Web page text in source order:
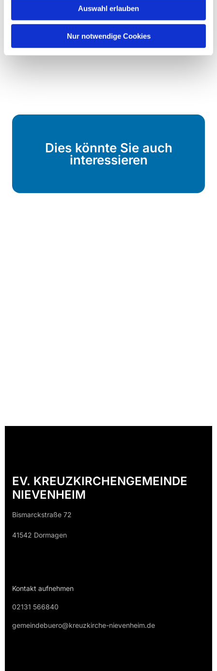
Auswahl erlauben
Nur notwendige Cookies
Dies könnte Sie auch
interessieren
EV. KREUZKIRCHENGEMEINDE
NIEVENHEIM
Bismarckstraße 72
41542 Dormagen
Kontakt aufnehmen
02131 566840
gemeindebuero@kreuzkirche-nievenheim.de